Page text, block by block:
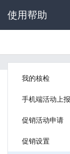
使用帮助
我的核检
手机端活动上报
促销活动申请
促销设置